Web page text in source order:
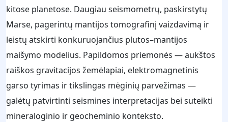
kitose planetose. Daugiau seismometrų, paskirstytų
Marse, pagerintų mantijos tomografinį vaizdavimą ir
leistų atskirti konkuruojančius plutos–mantijos
maišymo modelius. Papildomos priemonės — aukštos
raiškos gravitacijos žemėlapiai, elektromagnetinis
garso tyrimas ir tikslingas mėginių parvežimas —
galėtų patvirtinti seismines interpretacijas bei suteikti
mineraloginio ir geocheminio konteksto.